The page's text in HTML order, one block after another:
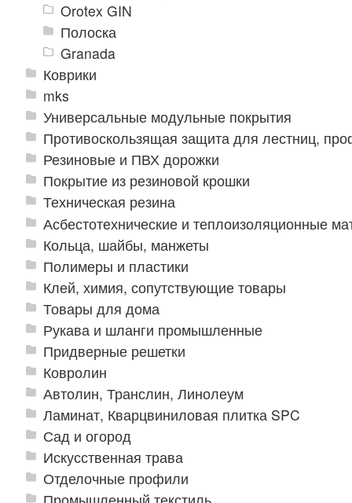
Orotex GIN
Полоска
Granada
Коврики
mks
Универсальные модульные покрытия
Противоскользящая защита для лестниц,
Резиновые и ПВХ дорожки
Покрытие из резиновой крошки
Техническая резина
Асбестотехнические и теплоизоляционные
Кольца, шайбы, манжеты
Полимеры и пластики
Клей, химия, сопутствующие товары
Товары для дома
Рукава и шланги промышленные
Придверные решетки
Ковролин
Автолин, Транслин, Линолеум
Ламинат, Кварцвиниловая плитка SPC
Сад и огород
Искусственная трава
Отделочные профили